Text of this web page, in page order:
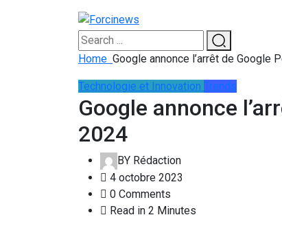
Home Google annonce l’arrêt de Google
Technologie et Innovation Trends
Google annonce
2024
BY Rédaction
4 octobre 2023
0 Comments
Read in 2 Minutes